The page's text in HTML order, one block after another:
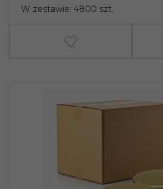
W zestawie: 4800 szt.